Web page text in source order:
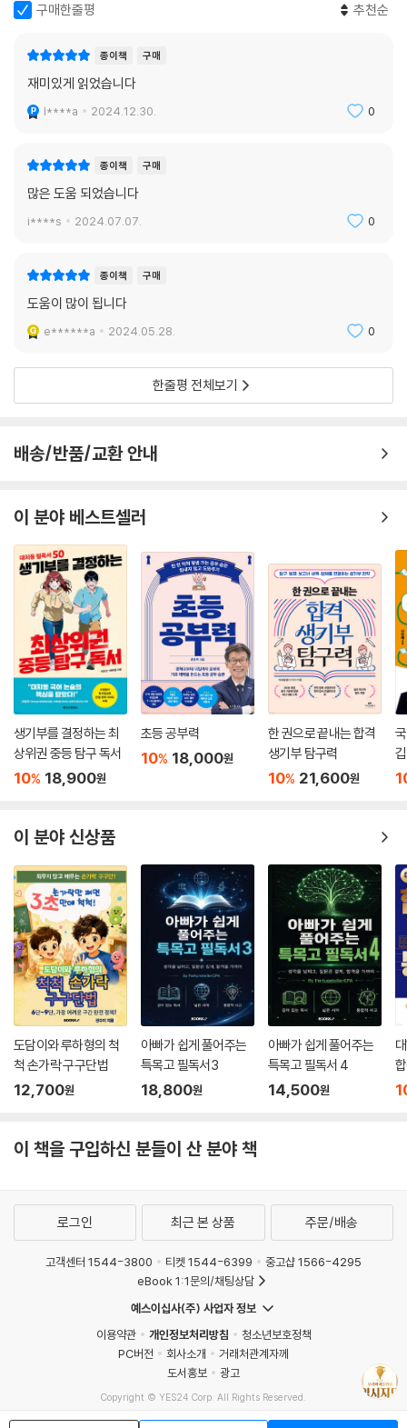
대한민국 가정의 교육 독립을 위하여,
성큼 다가온 인공지능 시대, 일자리의 대다수가 사라지고 아이들은 앞으로
없다. 고학력 예비 실업자를 양산하는 지금의 교육 시스템으로는 돈과 시
하며 각 가정에 맞는 입시, 교육 로드맵을 만들기 시작했다. 단순히 입시제
도를 분석하는 데 그치지 않고 아이의 진로를 맞춰 최소의 사교육비로 최
고학력 실업자를 양산하는 묻지마 지원은 이제 그만!
을 맞추지 않고 중위권, 하위권을 위한 틈새전략도 제시한다. 또한 아이 성
살펴본 후 아이에게 맞는 최적의 입시?진로 로드맵을 제시한다. 저자의 조
언을 따른 많은 가정은 최소한의 교육비를 쓰고도 만족할 만한 입시 성과
‘수시’, ‘정시’, ‘학종’ 등 외계어 같은 입시용어에 어리둥절했던 부모, 중심
자. 전문가만 해독하던 복잡한 입시유형과 전형방법을 쉽게 풀어놓았으니
내심 불안했던 부모도 매년 변하는 입시제도를 한눈에 파악할 수 있어서
안심이 될 것이다. 입시가 치열할수록 아이를 믿고 기다려주는 부모의 내
공이 절실하다. 이 책에는 부모와 아이가 함께 ‘입시’라는 거대한 파도를 넘
어서도록 도와주는 유익한 정보와 살뜰한 조언이 가득하다.
구매한줄평 추천순
종이책 구매
재미있게 읽었습니다
l****a 2024.12.30. 0
종이책 구매
많은 도움 되었습니다
i****s 2024.07.07. 0
종이책 구매
도움이 많이 됩니다
e******a 2024.05.28. 0
한줄평 전체보기
배송/반품/교환 안내
이 분야 베스트셀러
생기부를 결정하는 최
상위권 중등 탐구 독서
10% 18,900원
초등 공부력
10% 18,000원
한 권으로 끝내는 합격
생기부 탐구력
10% 21,600원
이 분야 신상품
도담이와 루하형의 척
척 손가락 구구단법
12,700원
아빠가 쉽게 풀어주는
특목고 필독서3
18,800원
아빠가 쉽게 풀어주는
특목고 필독서 4
14,500원
이 책을 구입하신 분들이 산 분야 책
로그인 최근 본 상품 주문/배송
고객센터 1544-3800 티켓 1544-6399
중고샵 1566-4295
eBook 1:1문의/채팅상담
예스이십사(주) 사업자 정보
이용약관
개인정보처리방침
청소년보호정책
PC버전
회사소개
거래처관계자께
도서홍보
광고
Copyright © YES24 Corp. All Rights Reserved.